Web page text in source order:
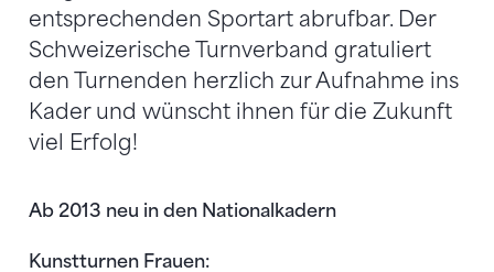
entsprechenden Sportart abrufbar. Der
Schweizerische Turnverband gratuliert
den Turnenden herzlich zur Aufnahme ins
Kader und wünscht ihnen für die Zukunft
viel Erfolg!
Ab 2013 neu in den Nationalkadern
Kunstturnen Frauen: